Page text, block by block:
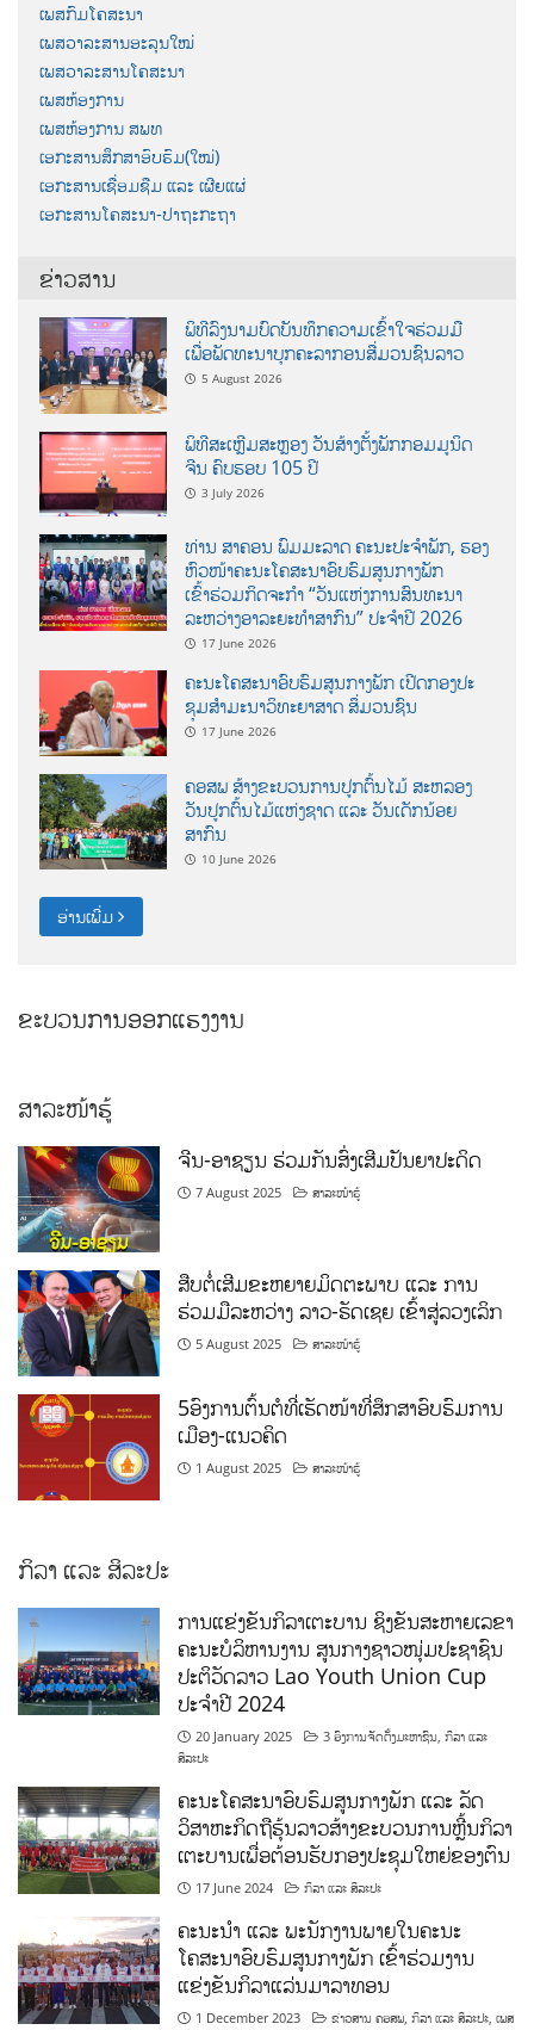
ເພສກົມໂຄສະນາ
ເພສວາລະສານອະລຸນໃໝ່
ເພສວາລະສານໂຄສະນາ
ເພສຫ້ອງການ
ເພສຫ້ອງການ ສພທ
ເອກະສານສຶກສາອົບຮົມ(ໃໝ່)
ເອກະສານເຊື່ອມຊືມ ແລະ ເຜີຍແຜ່
ເອກະສານໂຄສະນາ-ປາຖະກະຖາ
ຂ່າວສານ
ພິທີລົງນາມບົດບັນທຶກຄວາມເຂົ້າໃຈຮ່ວມມື
ເພື່ອພັດທະນາບຸກຄະລາກອນສື່ມວນຊົນລາວ
5 August 2026
ພິທີສະເຫຼີມສະຫຼອງ ວັນສ້າງຕັ້ງພັກກອມມູນິດ
ຈີນ ຄົບຮອບ 105 ປີ
3 July 2026
ທ່ານ ສາຄອນ ພົມມະລາດ ຄະນະປະຈໍາພັກ, ຮອງ
ຫົວໜ້າຄະນະໂຄສະນາອົບຮົມສູນກາງພັກ
ເຂົ້າຮ່ວມກິດຈະກຳ “ວັນແຫ່ງການສົນທະນາ
ລະຫວ່າງອາລະຍະທຳສາກົນ” ປະຈຳປີ 2026
17 June 2026
ຄະນະໂຄສະນາອົບຮົມສູນກາງພັກ ເປີດກອງປະ
ຊຸມສຳມະນາວິທະຍາສາດ ສຶ່ມວນຊົນ
17 June 2026
ຄອສພ ສ້າງຂະບວນການປູກຕົ້ນໄມ້ ສະຫລອງ
ວັນປູກຕົ້ນໄມ້ແຫ່ງຊາດ ແລະ ວັນເດັກນ້ອຍ
ສາກົນ
10 June 2026
ອ່ານເພີ່ມ
ຂະບວນການອອກແຮງງານ
ສາລະໜ້າຮູ້
ຈີນ-ອາຊຽນ ຮ່ວມກັນສົ່ງເສີມປັນຍາປະດິດ
7 August 2025 ສາລະໜ້າຮູ້
ສືບຕໍ່ເສີມຂະຫຍາຍມິດຕະພາບ ແລະ ການ
ຮ່ວມມືລະຫວ່າງ ລາວ-ຣັດເຊຍ ເຂົ້າສູ່ລວງເລິກ
5 August 2025 ສາລະໜ້າຮູ້
5ອົງການຕົ້ນຕໍທີ່ເຮັດໜ້າທີ່ສຶກສາອົບຮົມການ
ເມືອງ-ແນວຄິດ
1 August 2025 ສາລະໜ້າຮູ້
ກິລາ ແລະ ສິລະປະ
ການແຂ່ງຂັນກິລາເຕະບານ ຊິງຂັນສະຫາຍເລຂາ
ຄະນະບໍລິຫານງານ ສູນກາງຊາວໜຸ່ມປະຊາຊົນ
ປະຕິວັດລາວ Lao Youth Union Cup
ປະຈຳປີ 2024
20 January 2025 3 ອົງການຈັດຕັ້ງມະຫາຊົນ,ກິລາ ແລະ
ສິລະປະ
ຄະນະໂຄສະນາອົບຮົມສູນກາງພັກ ແລະ ລັດ
ວິສາຫະກິດຖືຮຸ້ນລາວສ້າງຂະບວນການຫຼີ້ນກິລາ
ເຕະບານເພື່ອຕ້ອນຮັບກອງປະຊຸມໃຫຍ່ຂອງຕົນ
17 June 2024 ກິລາ ແລະ ສິລະປະ
ຄະນະນຳ ແລະ ພະນັກງານພາຍໃນຄະນະ
ໂຄສະນາອົບຮົມສູນກາງພັກ ເຂົ້າຮ່ວມງານ
ແຂ່ງຂັນກິລາແລ່ນມາລາທອນ
1 December 2023 ຂ່າວສານ ຄອສພ,ກິລາ ແລະ ສິລະປະ,ເພສ